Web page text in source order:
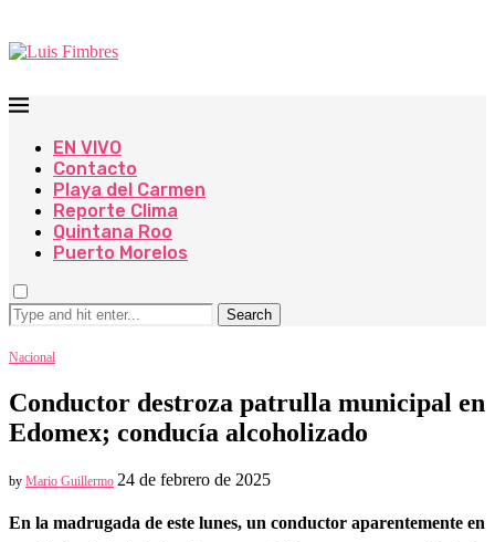
EN VIVO
Contacto
Playa del Carmen
Reporte Clima
Quintana Roo
Puerto Morelos
Search
Nacional
Conductor destroza patrulla municipal en
Edomex; conducía alcoholizado
by Mario Guillermo 24 de febrero de 2025
En la madrugada de este lunes, un conductor aparentemente en